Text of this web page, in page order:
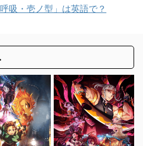
吸・壱ノ型」は英語で？